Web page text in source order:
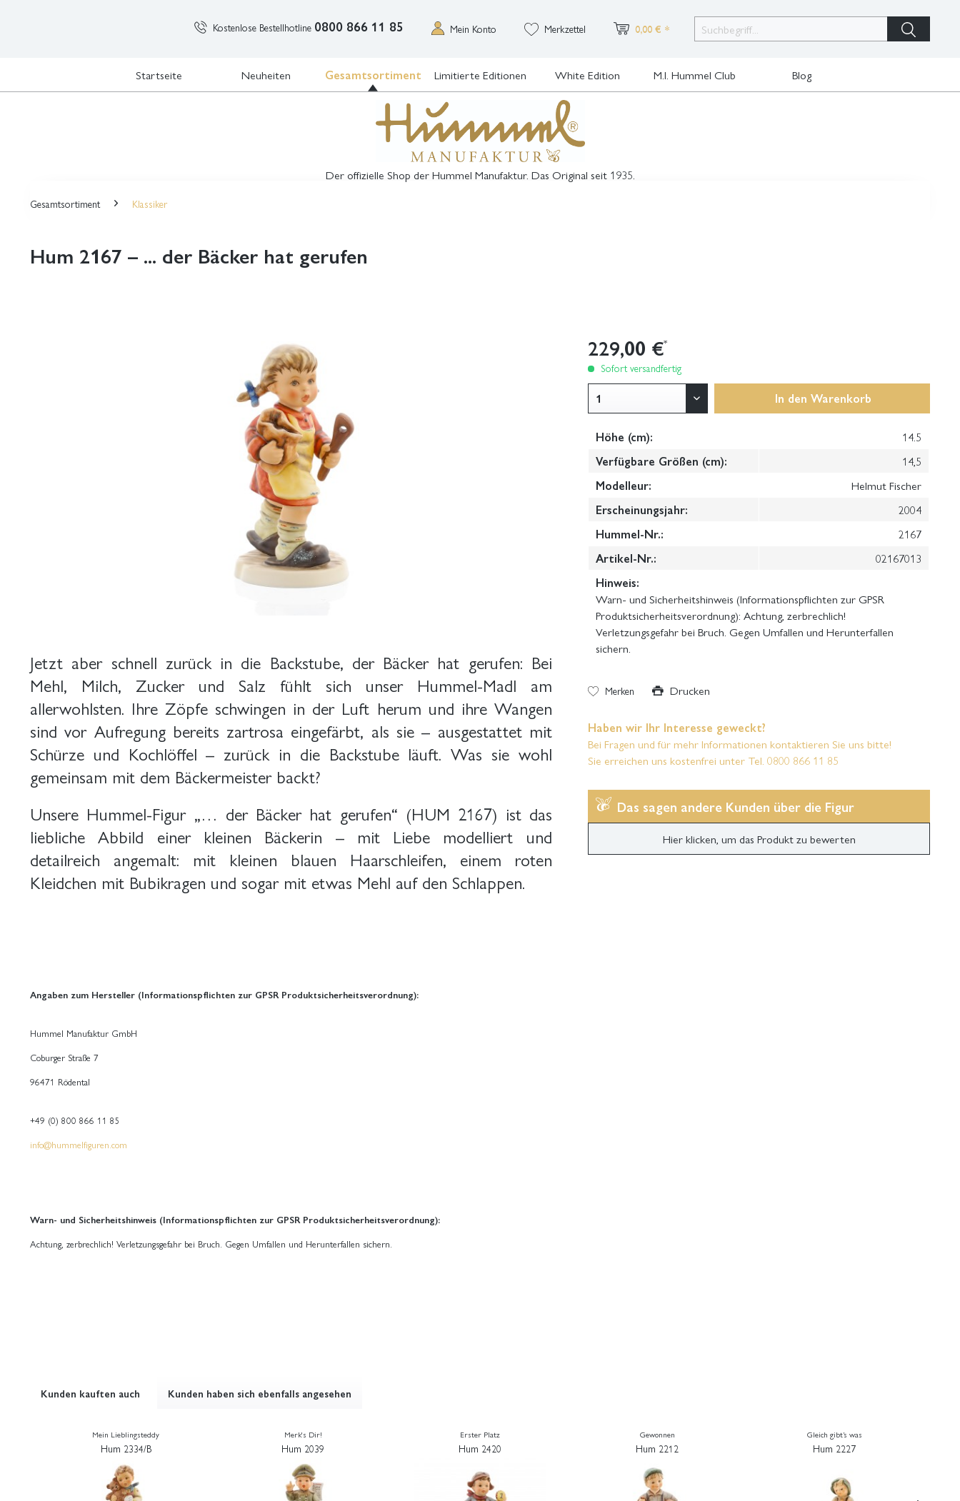
Kostenlose Bestellhotline 0800 866 11 85 Mein Konto Merkzettel 0,00 € *
Startseite Neuheiten Gesamtsortiment Limitierte Editionen White Edition M.I. Hummel Club Blog
Der offizielle Shop der Hummel Manufaktur. Das Original seit 1935.
Gesamtsortiment Klassiker
Hum 2167 – ... der Bäcker hat gerufen
Jetzt aber schnell zurück in die Backstube, der Bäcker hat gerufen: Bei
Mehl, Milch, Zucker und Salz fühlt sich unser Hummel-Madl am
allerwohlsten. Ihre Zöpfe schwingen in der Luft herum und ihre Wangen
sind vor Aufregung bereits zartrosa eingefärbt, als sie – ausgestattet mit
Schürze und Kochlöffel – zurück in die Backstube läuft. Was sie wohl
gemeinsam mit dem Bäckermeister backt?
Unsere Hummel-Figur „… der Bäcker hat gerufen“ (HUM 2167) ist das
liebliche Abbild einer kleinen Bäckerin – mit Liebe modelliert und
detailreich angemalt: mit kleinen blauen Haarschleifen, einem roten
Kleidchen mit Bubikragen und sogar mit etwas Mehl auf den Schlappen.
Angaben zum Hersteller (Informationspflichten zur GPSR Produktsicherheitsverordnung):
Hummel Manufaktur GmbH
Coburger Straße 7
96471 Rödental
+49 (0) 800 866 11 85
info@hummelfiguren.com
Warn- und Sicherheitshinweis (Informationspflichten zur GPSR Produktsicherheitsverordnung):
Achtung, zerbrechlich! Verletzungsgefahr bei Bruch. Gegen Umfallen und Herunterfallen sichern.
229,00 €*
Sofort versandfertig
In den Warenkorb
Höhe (cm):
14.5
Verfügbare Größen (cm):
14,5
Modelleur:
Helmut Fischer
Erscheinungsjahr:
2004
Hummel-Nr.:
2167
Artikel-Nr.:
02167013
Hinweis:
Warn- und Sicherheitshinweis (Informationspflichten zur GPSR
Produktsicherheitsverordnung): Achtung, zerbrechlich!
Verletzungsgefahr bei Bruch. Gegen Umfallen und Herunterfallen
sichern.
Merken Drucken
Haben wir Ihr Interesse geweckt?
Bei Fragen und für mehr Informationen kontaktieren Sie uns bitte!
Sie erreichen uns kostenfrei unter Tel. 0800 866 11 85
Das sagen andere Kunden über die Figur
Hier klicken, um das Produkt zu bewerten
Kunden kauften auch Kunden haben sich ebenfalls angesehen
Mein Lieblingsteddy
Hum 2334/B
Merk's Dir!
Hum 2039
Erster Platz
Hum 2420
Gewonnen
Hum 2212
Gleich gibt’s was
Hum 2227